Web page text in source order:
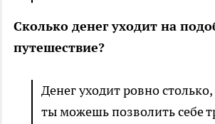
Сколько денег уходит на
путешествие?
Денег уходит ровно
ты можешь позволить себе